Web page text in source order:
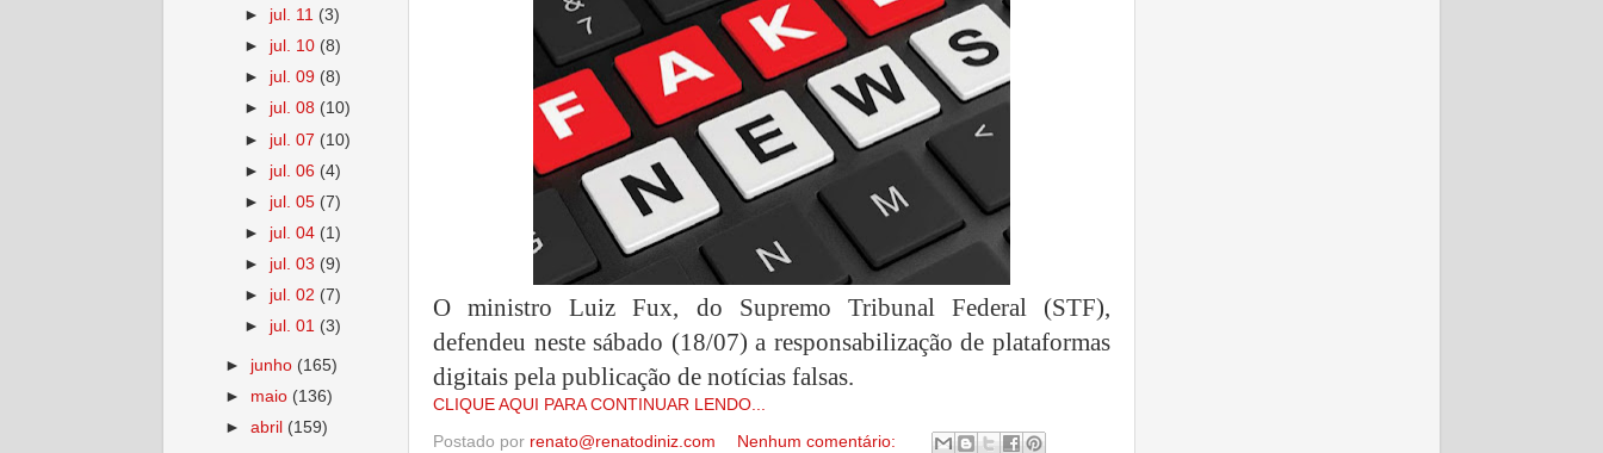
O ministro Luiz Fux, do Supremo Tribunal Federal (STF),
defendeu neste sábado (18/07) a responsabilização de plataformas
digitais pela publicação de notícias falsas.
CLIQUE AQUI PARA CONTINUAR LENDO...
Postado por renato@renatodiniz.com Nenhum comentário:
► jul. 11 (3)
► jul. 10 (8)
► jul. 09 (8)
► jul. 08 (10)
► jul. 07 (10)
► jul. 06 (4)
► jul. 05 (7)
► jul. 04 (1)
► jul. 03 (9)
► jul. 02 (7)
► jul. 01 (3)
► junho (165)
► maio (136)
►abril (159)